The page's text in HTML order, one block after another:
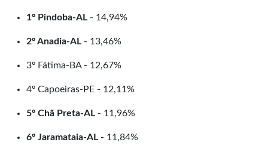
1º Pindoba-AL - 14,94%
2º Anadia-AL - 13,46%
3º Fátima-BA - 12,67%
4º Capoeiras-PE - 12,11%
5º Chã Preta-AL - 11,96%
6º Jaramataia-AL - 11,84%